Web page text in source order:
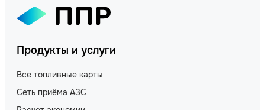
Продукты и услуги
Все топливные карты
Сеть приёма АЗС